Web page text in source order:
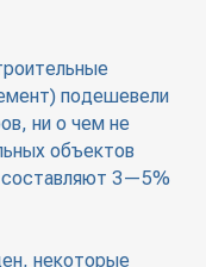
подешевели
ни о чем не
объектов
3—5%
некоторые